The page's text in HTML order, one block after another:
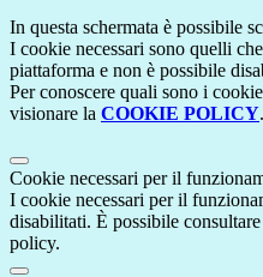
In questa schermata è possibile
I cookie necessari sono quelli
piattaforma e non è possibile
Per conoscere quali sono i
visionare la COOKIE POLICY.
Cookie necessari per il
I cookie necessari per il
disabilitati. È possibile
policy.